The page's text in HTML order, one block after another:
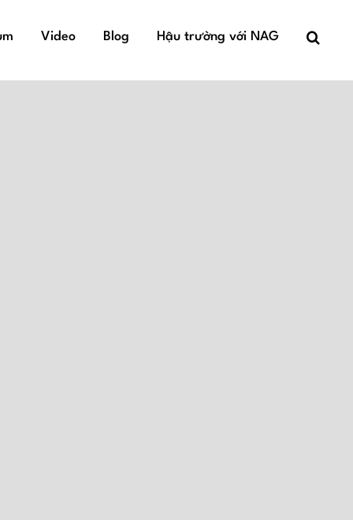
Video Blog Hậu trường với NAG